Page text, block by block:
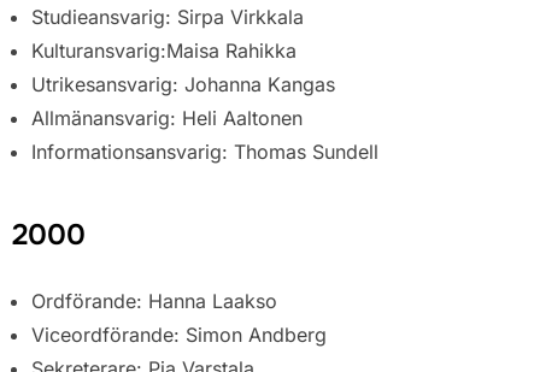
Studieansvarig: Sirpa Virkkala
Kulturansvarig:Maisa Rahikka
Utrikesansvarig: Johanna Kangas
Allmänansvarig: Heli Aaltonen
Informationsansvarig: Thomas Sundell
2000
Ordförande: Hanna Laakso
Viceordförande: Simon Andberg